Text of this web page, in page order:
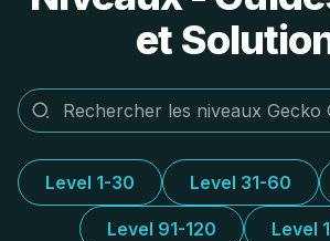
et
Level 1-30 Level 31-60
Level 91-120 Level